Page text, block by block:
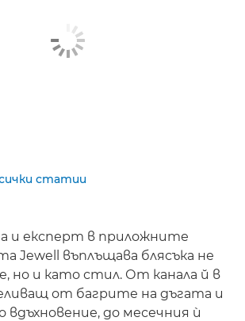
статии
и експерт в приложните
Jewell въплъщава блясъка не
но и като стил. От канала й в
от багрите на дъгата и
до месечния ѝ